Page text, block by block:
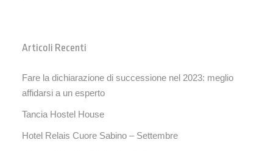
Articoli Recenti
Fare la dichiarazione di successione nel 2023: meglio
affidarsi a un esperto
Tancia Hostel House
Hotel Relais Cuore Sabino – Settembre